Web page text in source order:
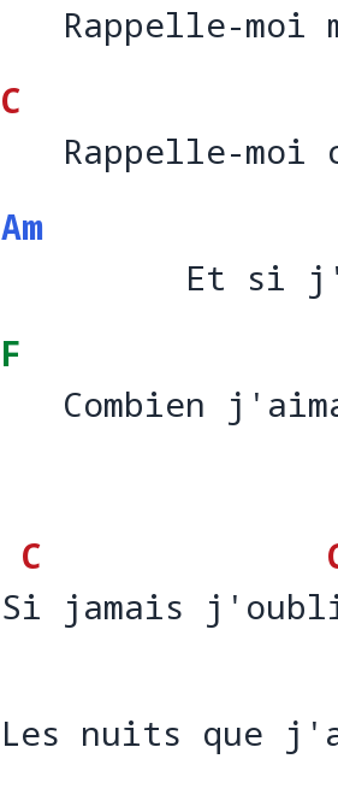
Rappelle-moi
Rappelle-moi
C
Rappelle-moi
Rappelle-moi
Am
Et si
Et si
F
Combien
Combien
S
C
i jamais j'oubl
Si jamais
Les nuits que
Les nuits que